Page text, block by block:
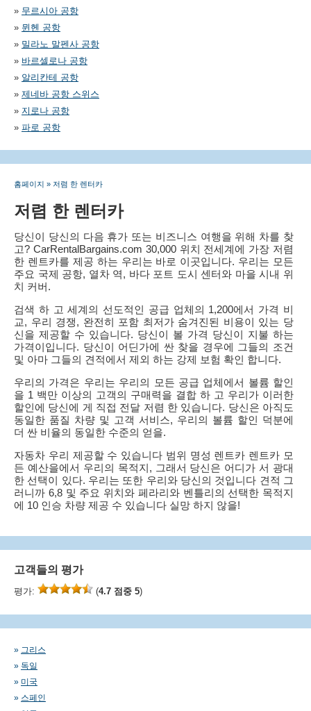
» 무르시아 공항
» 뮌헨 공항
» 밀라노 말펜사 공항
» 바르셀로나 공항
» 알리칸테 공항
» 제네바 공항 스위스
» 지로나 공항
» 파로 공항
홈페이지 » 저렴 한 렌터카
저렴 한 렌터카
당신이 당신의 다음 휴가 또는 비즈니스 여행을 위해 차를 찾
고? CarRentalBargains.com 30,000 위치 전세계에 가장 저렴
한 렌트카를 제공 하는 우리는 바로 이곳입니다. 우리는 모든
주요 국제 공항, 열차 역, 바다 포트 도시 센터와 마을 시내 위
치 커버.
검색 하 고 세계의 선도적인 공급 업체의 1,200에서 가격 비
교, 우리 경쟁, 완전히 포함 최저가 숨겨진된 비용이 있는 당
신을 제공할 수 있습니다. 당신이 볼 가격 당신이 지불 하는
가격이입니다. 당신이 어딘가에 싼 찾을 경우에 그들의 조건
및 아마 그들의 견적에서 제외 하는 강제 보험 확인 합니다.
우리의 가격은 우리는 우리의 모든 공급 업체에서 볼륨 할인
을 1 백만 이상의 고객의 구매력을 결합 하 고 우리가 이러한
할인에 당신에 게 직접 전달 저렴 한 있습니다. 당신은 아직도
동일한 품질 차량 및 고객 서비스, 우리의 볼륨 할인 덕분에
더 싼 비율의 동일한 수준의 얻을.
자동차 우리 제공할 수 있습니다 범위 명성 렌트카 렌트카 모
든 예산을에서 우리의 목적지, 그래서 당신은 어디가 서 광대
한 선택이 있다. 우리는 또한 우리와 당신의 것입니다 견적 그
러니까 6,8 및 주요 위치와 페라리와 벤틀리의 선택한 목적지
에 10 인승 차량 제공 수 있습니다 실망 하지 않을!
고객들의 평가
평가: (4.7 점중 5)
» 그리스
» 독일
» 미국
» 스페인